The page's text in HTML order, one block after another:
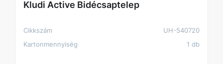
Kludi Active Bidécsaptelep
Cikkszám
UH-540720
Kartonmennyiség
1 db